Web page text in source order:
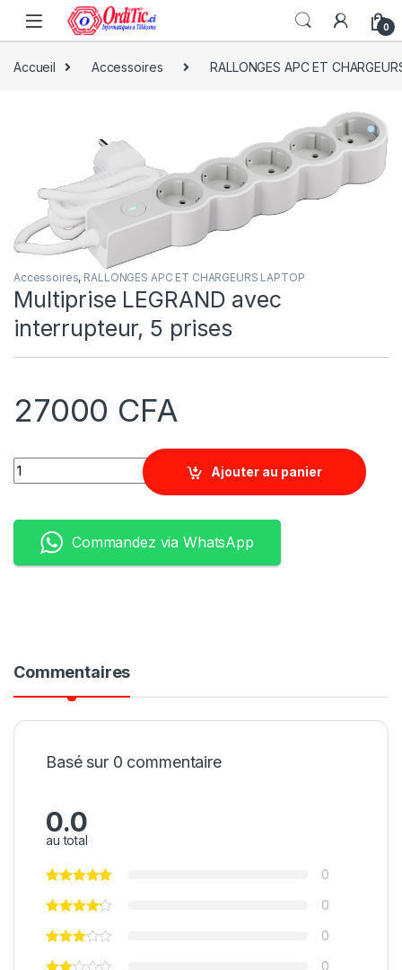
0
Accueil Accessoires RALLONGES APC ET
Accessoires, RALLONGES APC ET CHARGEURS LAPTOP
Multiprise LEGRAND avec
interrupteur, 5 prises
27000 CFA
Quantity
Ajouter au panier
Commandez via WhatsApp
Commentaires
Basé sur 0 commentaire
0.0
au total
0
0
0
0